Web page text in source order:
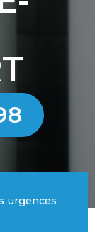
urgences